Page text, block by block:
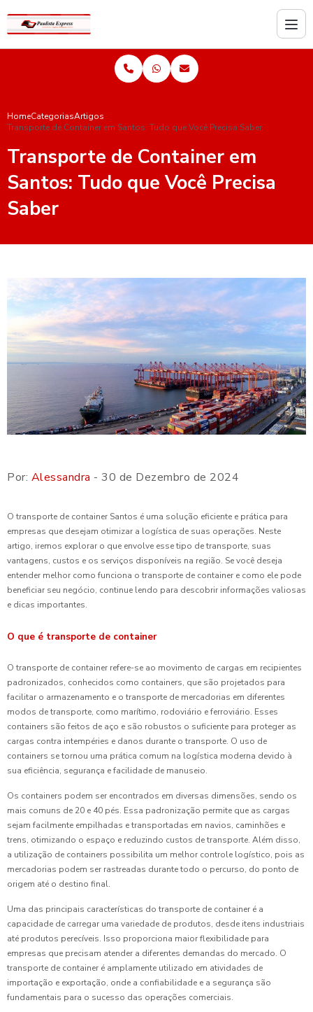
HomeCategoriasArtigos
Transporte de Container em Santos: Tudo que Você Precisa Saber
Transporte de Container em
Santos: Tudo que Você Precisa
Saber
Por: Alessandra - 30 de Dezembro de 2024
O transporte de container Santos é uma solução eficiente e prática para
empresas que desejam otimizar a logística de suas operações. Neste
artigo, iremos explorar o que envolve esse tipo de transporte, suas
vantagens, custos e os serviços disponíveis na região. Se você deseja
entender melhor como funciona o transporte de container e como ele pode
beneficiar seu negócio, continue lendo para descobrir informações valiosas
e dicas importantes.
O que é transporte de container
O transporte de container refere-se ao movimento de cargas em recipientes
padronizados, conhecidos como containers, que são projetados para
facilitar o armazenamento e o transporte de mercadorias em diferentes
modos de transporte, como marítimo, rodoviário e ferroviário. Esses
containers são feitos de aço e são robustos o suficiente para proteger as
cargas contra intempéries e danos durante o transporte. O uso de
containers se tornou uma prática comum na logística moderna devido à
sua eficiência, segurança e facilidade de manuseio.
Os containers podem ser encontrados em diversas dimensões, sendo os
mais comuns de 20 e 40 pés. Essa padronização permite que as cargas
sejam facilmente empilhadas e transportadas em navios, caminhões e
trens, otimizando o espaço e reduzindo custos de transporte. Além disso,
a utilização de containers possibilita um melhor controle logístico, pois as
mercadorias podem ser rastreadas durante todo o percurso, do ponto de
origem até o destino final.
Uma das principais características do transporte de container é a
capacidade de carregar uma variedade de produtos, desde itens industriais
até produtos perecíveis. Isso proporciona maior flexibilidade para
empresas que precisam atender a diferentes demandas do mercado. O
transporte de container é amplamente utilizado em atividades de
importação e exportação, onde a confiabilidade e a segurança são
fundamentais para o sucesso das operações comerciais.